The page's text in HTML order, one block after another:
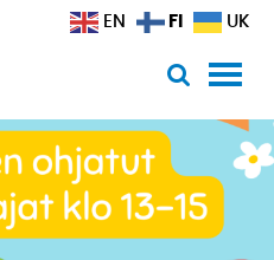
EN FI UK